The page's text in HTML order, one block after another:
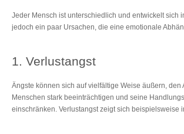
Jeder Mensch ist unterschiedlich und entwickelt sich
jedoch ein paar Ursachen, die eine emotionale
1. Verlustangst
Ängste können sich auf vielfältige Weise äußern, den
Menschen stark beeinträchtigen und seine
einschränken. Verlustangst zeigt sich beispielsweise